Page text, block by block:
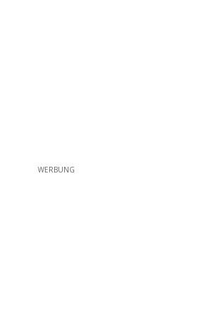
WERBUNG